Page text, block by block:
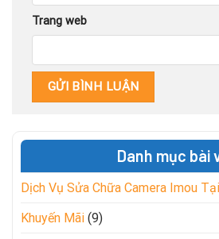
Trang web
Danh mục bài
Dịch Vụ Sửa Chữa Camera Imou
Khuyến Mãi (9)